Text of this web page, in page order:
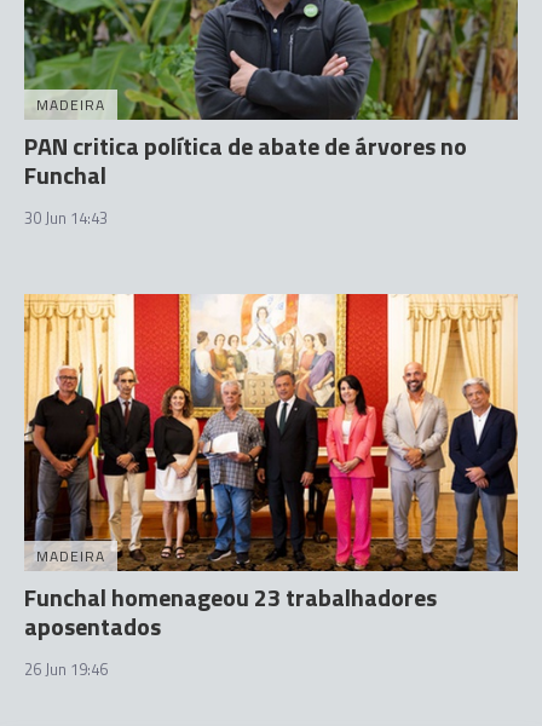
MADEIRA
PAN critica política de abate de árvores no
Funchal
30 Jun 14:43
MADEIRA
Funchal homenageou 23 trabalhadores
aposentados
26 Jun 19:46